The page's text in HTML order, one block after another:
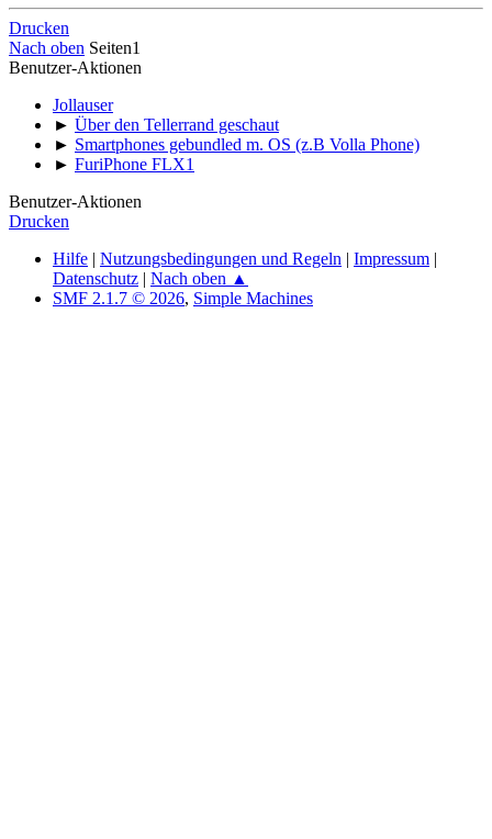
Drucken
Nach oben Seiten1
Benutzer-Aktionen
Jollauser
► Über den Tellerrand geschaut
► Smartphones gebundled m. OS (z.B Volla Phone)
► FuriPhone FLX1
Benutzer-Aktionen
Drucken
Hilfe | Nutzungsbedingungen und Regeln | Impressum |
Datenschutz | Nach oben ▲
SMF 2.1.7 © 2026, Simple Machines